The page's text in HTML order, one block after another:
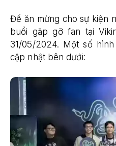
Để ăn mừng cho sự kiện
buổi gặp gỡ fan tại
31/05/2024. Một số
cập nhật bên dưới: